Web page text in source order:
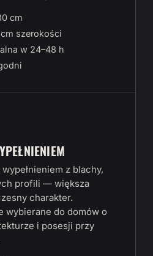
cm
szerokości
w 24–48 h
wypełnieniem z blachy,
profili — większa
charakter.
wybierane do domów o
i posesji przy